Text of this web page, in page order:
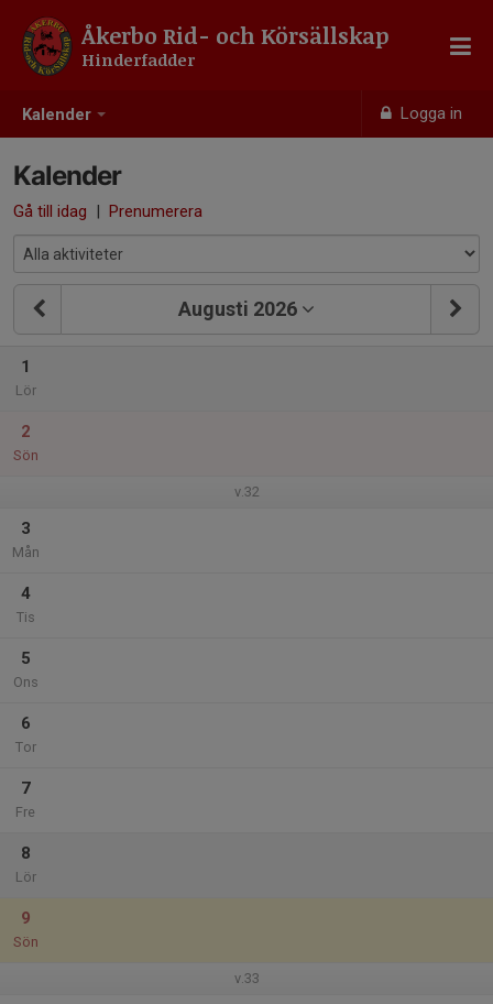
Kalender Logga in
Åkerbo Rid- och Körsällskap
Hinderfadder
Kalender
Gå till idag | Prenumerera
Augusti 2026
1
Lör
2
Sön
v.32
3
Mån
4
Tis
5
Ons
6
Tor
7
Fre
8
Lör
9
Sön
v.33